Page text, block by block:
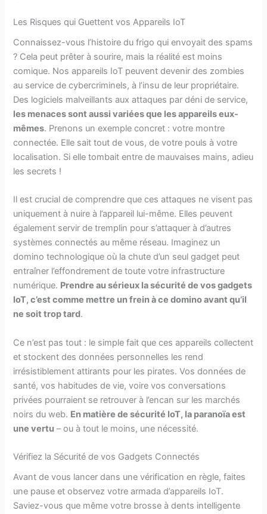
Les Risques qui Guettent vos Appareils IoT
Connaissez-vous l’histoire du frigo qui envoyait des spams
? Cela peut prêter à sourire, mais la réalité est moins
comique. Nos appareils IoT peuvent devenir des zombies
au service de cybercriminels, à l’insu de leur propriétaire.
Des logiciels malveillants aux attaques par déni de service,
les menaces sont aussi variées que les appareils eux-
mêmes. Prenons un exemple concret : votre montre
connectée. Elle sait tout de vous, de votre pouls à votre
localisation. Si elle tombait entre de mauvaises mains, adieu
les secrets !
Il est crucial de comprendre que ces attaques ne visent pas
uniquement à nuire à l’appareil lui-même. Elles peuvent
également servir de tremplin pour s’attaquer à d’autres
systèmes connectés au même réseau. Imaginez un
domino technologique où la chute d’un seul gadget peut
entraîner l’effondrement de toute votre infrastructure
numérique. Prendre au sérieux la sécurité de vos gadgets
IoT, c’est comme mettre un frein à ce domino avant qu’il
ne soit trop tard.
Ce n’est pas tout : le simple fait que ces appareils collectent
et stockent des données personnelles les rend
irrésistiblement attirants pour les pirates. Vos données de
santé, vos habitudes de vie, voire vos conversations
privées pourraient se retrouver à l’encan sur les marchés
noirs du web. En matière de sécurité IoT, la paranoïa est
une vertu – ou à tout le moins, une nécessité.
Vérifiez la Sécurité de vos Gadgets Connectés
Avant de vous lancer dans une vérification en règle, faites
une pause et observez votre armada d’appareils IoT.
Saviez-vous que même votre brosse à dents intelligente